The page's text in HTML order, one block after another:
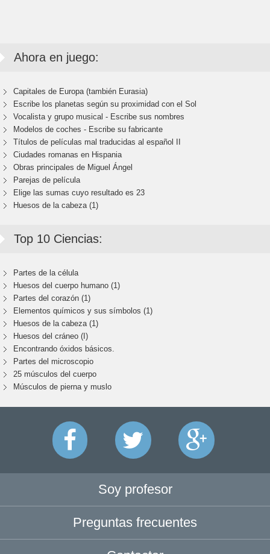
Ahora en juego:
Capitales de Europa (también Eurasia)
Escribe los planetas según su proximidad con el Sol
Vocalista y grupo musical - Escribe sus nombres
Modelos de coches - Escribe su fabricante
Títulos de películas mal traducidas al español II
Ciudades romanas en Hispania
Obras principales de Miguel Ángel
Parejas de película
Elige las sumas cuyo resultado es 23
Huesos de la cabeza (1)
Top 10 Ciencias:
Partes de la célula
Huesos del cuerpo humano (1)
Partes del corazón (1)
Elementos químicos y sus símbolos (1)
Huesos de la cabeza (1)
Huesos del cráneo (I)
Encontrando óxidos básicos.
Partes del microscopio
25 músculos del cuerpo
Músculos de pierna y muslo
Soy profesor
Preguntas frecuentes